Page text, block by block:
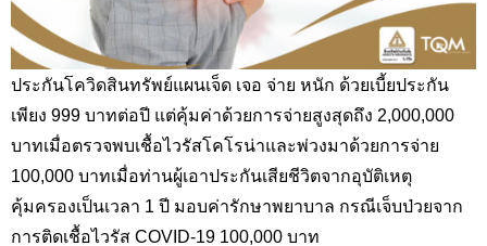
ประกันโควิดสินทรัพย์แผนเจ็ด เจอ จ่าย หนัก ด้วยเบี้ยประกัน
เพียง 999 บาทต่อปี แต่คุ้มค่าด้วยการจ่ายสูงสุดถึง 2,000,000
บาทเมื่อตรวจพบเชื้อไวรัสโคโรน่าและพ่วงมาด้วยการจ่าย
100,000 บาทเมื่อท่านผู้เอาประกันเสียชีวิตจากอุบัติเหตุ
คุ้มครองเป็นเวลา 1 ปี มอบค่ารักษาพยาบาล กรณีเจ็บป่วยจาก
การติดเชื้อไวรัส COVID-19 100,000 บาท